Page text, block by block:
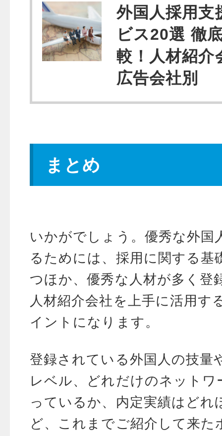
外国人採用支
ビス20選 徹
較！人材紹介
広告会社別
まとめ
いかがでしょう。優秀な外国
るためには、採用に関する基
つほか、優秀な人材が多く登
人材紹介会社を上手に活用す
イントになります。
登録されている外国人の技量
レベル、どれだけのネットワ
っているか、内定実績はどれ
ど、これまでご紹介して来た